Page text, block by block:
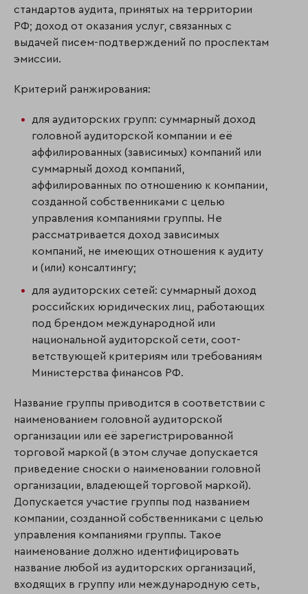
стандартов аудита, принятых на территории
РФ; доход от оказания услуг, связанных с
выдачей писем-подтверждений по проспектам
эмиссии.
Критерий ранжирования:
для аудиторских групп: суммарный доход
головной аудиторской компании и её
аффилированных (зависимых) компаний или
суммарный доход компаний,
аффилированных по отношению к компании,
созданной собственниками с целью
управления компаниями группы. Не
рассматривается доход зависимых
компаний, не имеющих отношения к аудиту
и (или) консалтингу;
для аудиторских сетей: суммарный доход
российских юридических лиц, работающих
под брендом международной или
национальной аудиторской сети, соот­
ветствующей критериям или требованиям
Министерства финансов РФ.
Название группы приводится в соответствии с
наименованием головной аудиторской
организации или её зарегистрированной
торговой маркой (в этом случае допускается
приведение сноски о наименовании головной
организации, владеющей торговой маркой).
Допускается участие группы под названием
компании, созданной собствен­ни­ками с целью
управления компаниями группы. Такое
наименование должно идентифици­ровать
название любой из аудиторских организаций,
входящих в группу или международную сеть,